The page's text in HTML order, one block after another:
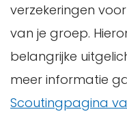
verzekeringen
van je groep.
belangrijke
meer informatie
Scoutingpagina